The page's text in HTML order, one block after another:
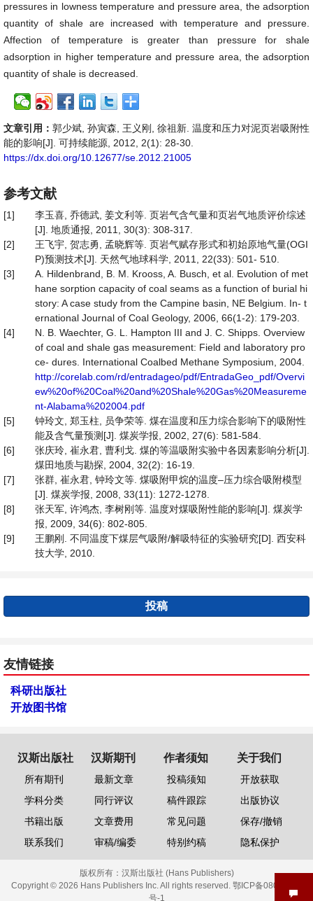
pressures in lowness temperature and pressure area, the adsorption
quantity of shale are increased with temperature and pressure.
Affection of temperature is greater than pressure for shale
adsorption in higher temperature and pressure area, the adsorption
quantity of shale is decreased.
文章引用： 郭少斌, 孙寅森, 王义刚, 徐祖新. 温度和压力对泥页岩吸附性
能的影响[J]. 可持续能源, 2012, 2(1): 28-30.
https://dx.doi.org/10.12677/se.2012.21005
参考文献
[1]
李玉喜, 乔德武, 姜文利等. 页岩气含气量和页岩气地质评价综述
[J]. 地质通报, 2011, 30(3): 308-317.
[2]
王飞宇, 贺志勇, 孟晓辉等. 页岩气赋存形式和初始原地气量(OGI
P)预测技术[J]. 天然气地球科学, 2011, 22(33): 501- 510.
[3]
A. Hildenbrand, B. M. Krooss, A. Busch, et al. Evolution of met
hane sorption capacity of coal seams as a function of burial hi
story: A case study from the Campine basin, NE Belgium. In- t
ernational Journal of Coal Geology, 2006, 66(1-2): 179-203.
[4]
N. B. Waechter, G. L. Hampton III and J. C. Shipps. Overview
of coal and shale gas measurement: Field and laboratory pro
ce- dures. International Coalbed Methane Symposium, 2004.
http://corelab.com/rd/entradageo/pdf/EntradaGeo_pdf/Overvi
ew%20of%20Coal%20and%20Shale%20Gas%20Measureme
nt-Alabama%202004.pdf
[5]
钟玲文, 郑玉柱, 员争荣等. 煤在温度和压力综合影响下的吸附性
能及含气量预测[J]. 煤炭学报, 2002, 27(6): 581-584.
[6]
张庆玲, 崔永君, 曹利戈. 煤的等温吸附实验中各因素影响分析[J].
煤田地质与勘探, 2004, 32(2): 16-19.
[7]
张群, 崔永君, 钟玲文等. 煤吸附甲烷的温度–压力综合吸附模型
[J]. 煤炭学报, 2008, 33(11): 1272-1278.
[8]
张天军, 许鸿杰, 李树刚等. 温度对煤吸附性能的影响[J]. 煤炭学
报, 2009, 34(6): 802-805.
[9]
王鹏刚. 不同温度下煤层气吸附/解吸特征的实验研究[D]. 西安科
技大学, 2010.
投稿
友情链接
科研出版社
开放图书馆
汉斯出版社
所有期刊
学科分类
书籍出版
联系我们
汉斯期刊
最新文章
同行评议
文章费用
审稿/编委
作者须知
投稿须知
稿件跟踪
常见问题
特别约稿
关于我们
开放获取
出版协议
保存/撤销
隐私保护
版权所有： 汉斯出版社 (Hans Publishers)
Copyright © 2026 Hans Publishers Inc. All rights reserved. 鄂ICP备08006613
号-1